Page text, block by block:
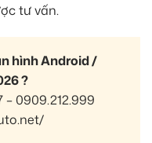
tư vấn.
hình Android /
?
– 0909.212.999